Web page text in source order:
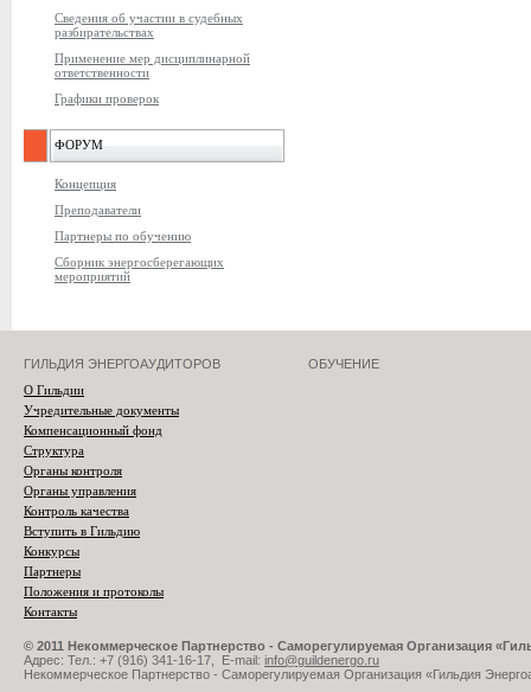
Сведения об участии в судебных
разбирательствах
Применение мер дисциплинарной
ответственности
Графики проверок
ФОРУМ
Концепция
Преподаватели
Партнеры по обучению
Сборник энергосберегающих
мероприятий
ГИЛЬДИЯ ЭНЕРГОАУДИТОРОВ
О Гильдии
Учредительные документы
Компенсационный фонд
Структура
Органы контроля
Органы управления
Контроль качества
Вступить в Гильдию
Конкурсы
Партнеры
Положения и протоколы
Контакты
ОБУЧЕНИЕ
© 2011 Некоммерческое Партнерство - Саморегулируемая Организация
Адрес: Тел.: +7 (916) 341-16-17, E-mail: info@guildenergo.ru
Некоммерческое Партнерство - Саморегулируемая Организация «Гильдия